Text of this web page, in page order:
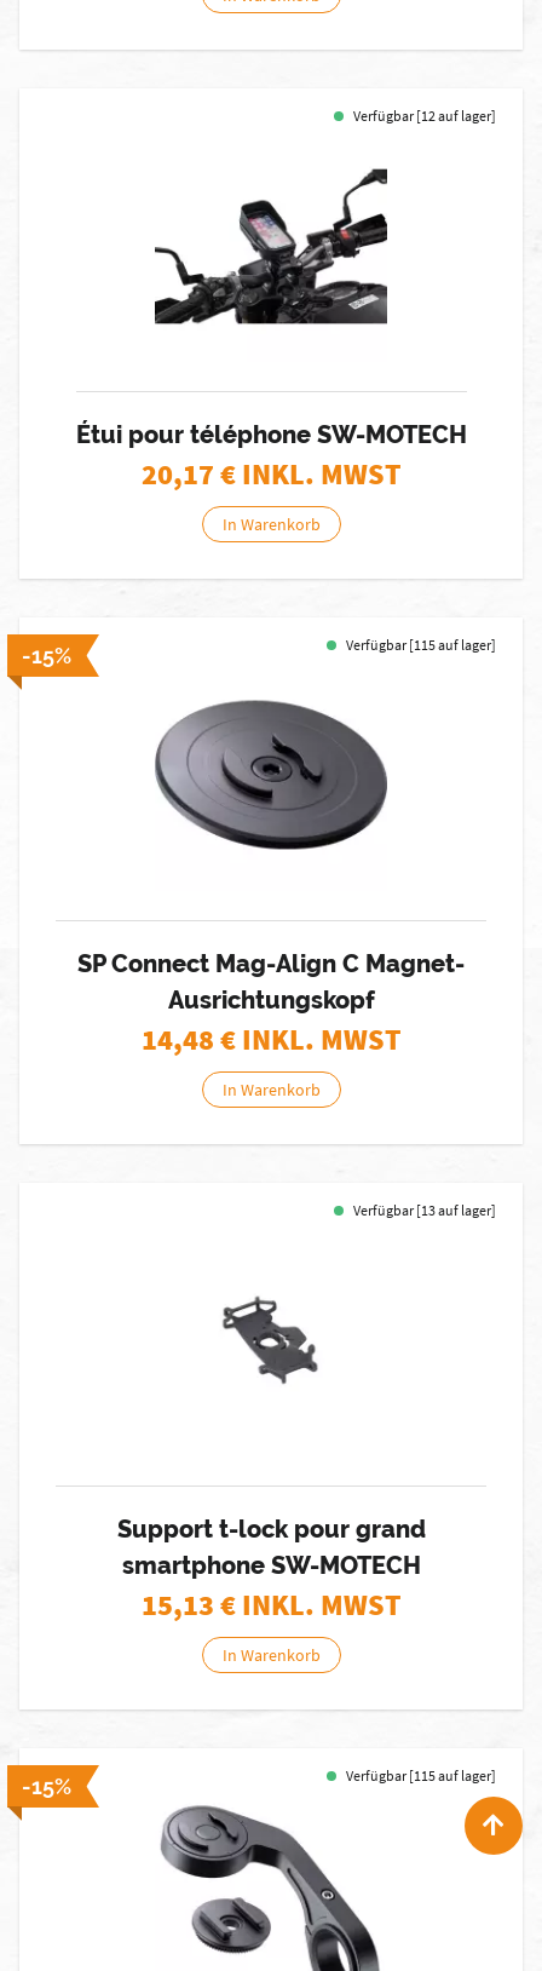
Verfügbar [12 auf lager]
Étui pour téléphone SW-MOTECH
20,17€ INKL. MWST
In Warenkorb
-15% Verfügbar [115 auf lager]
SP Connect Mag-Align C Magnet-
Ausrichtungskopf
14,48€ INKL. MWST
In Warenkorb
Verfügbar [13 auf lager]
Support t-lock pour grand
smartphone SW-MOTECH
15,13€ INKL. MWST
In Warenkorb
-15% Verfügbar [115 auf lager]